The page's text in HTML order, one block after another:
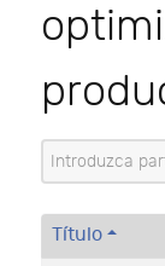
Introduzca
Título